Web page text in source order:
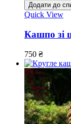
Додати до
Quick View
Кашпо зі
750 ₴